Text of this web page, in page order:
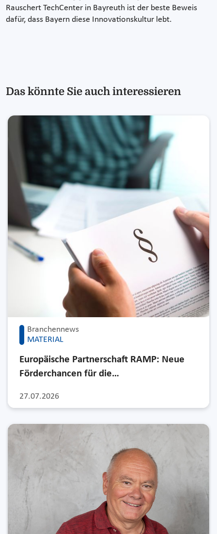
Rauschert TechCenter in Bayreuth ist der beste Beweis
dafür, dass Bayern diese Innovationskultur lebt.
Das könnte Sie auch interessieren
Branchennews
MATERIAL
27.07.2026
Europäische Partnerschaft RAMP: Neue
Förderchancen für die…